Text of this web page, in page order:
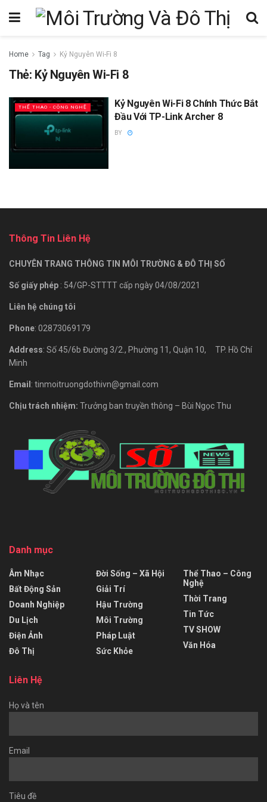
Home Tag Kỷ Nguyên Wi-Fi 8
Thẻ: Kỷ Nguyên Wi-Fi 8
THỂ THAO - CÔNG NGHỆ
Kỷ Nguyên Wi-Fi 8 Chính Thức Bắt
Đầu Với TP-Link Archer 8
BY
Thông Tin Liên Hệ
CHUYÊN TRANG THÔNG TIN MÔI TRƯỜNG & ĐÔ THỊ SỐ
Số giấy phép : 54/GP-STTTT cấp ngày 04/08/2021
Liên hệ chúng tôi
Phone: 02873069179
Address: Số 45/6b Đường 3/2., Phường 11, Quận 10, TP. Hồ Chí
Minh
Email: tinmoitruongdothivn@gmail.com
Chịu trách nhiệm: Trưởng ban truyền thông – Bùi Ngọc Thu
Danh mục
Âm Nhạc
Bất Động Sản
Doanh Nghiệp
Du Lịch
Điện Ảnh
Đô Thị
Đời Sống – Xã Hội
Giải Trí
Hậu Trường
Môi Trường
Pháp Luật
Sức Khỏe
Thể Thao – Công
Nghệ
Thời Trang
Tin Tức
TV SHOW
Văn Hóa
Liên Hệ
Họ và tên
Email
Tiêu đề